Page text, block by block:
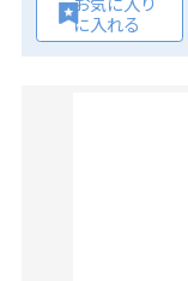
お気に入り
に入れる